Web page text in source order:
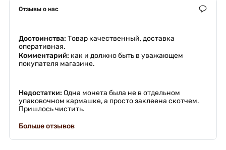
Отзывы о нас
Достоинства: Товар качественный, доставка
оперативная.
Комментарий: как и должно быть в уважающем
покупателя магазине.
Недостатки: Одна монета была не в отдельном
упаковочном кармашке, а просто заклеена скотчем.
Пришлось чистить.
Больше отзывов